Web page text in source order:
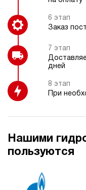
6 этап
Заказ
7 этап
дней
8 этап
При
Нашими
пользуются